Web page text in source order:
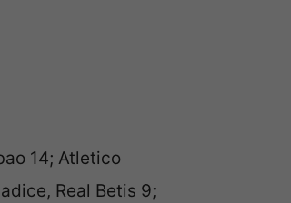
14; Atletico
Real Betis 9;